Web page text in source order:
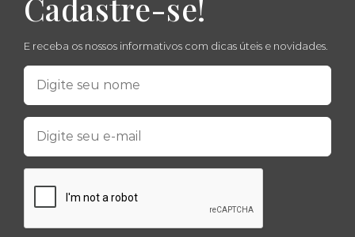
Cadastre-se!
E receba os nossos informativos com dicas úteis e novidades.